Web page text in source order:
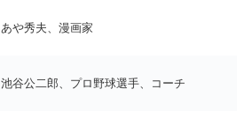
あや秀夫、漫画家
池谷公二郎、プロ野球選手、コーチ